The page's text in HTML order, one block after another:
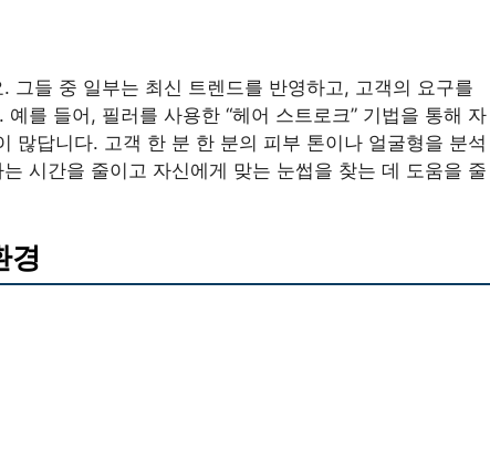
그들 중 일부는 최신 트렌드를 반영하고, 고객의 요구를
를 들어, 필러를 사용한 “헤어 스트로크” 기법을 통해 자
많답니다. 고객 한 분 한 분의 피부 톤이나 얼굴형을 분석
시간을 줄이고 자신에게 맞는 눈썹을 찾는 데 도움을 줄
경